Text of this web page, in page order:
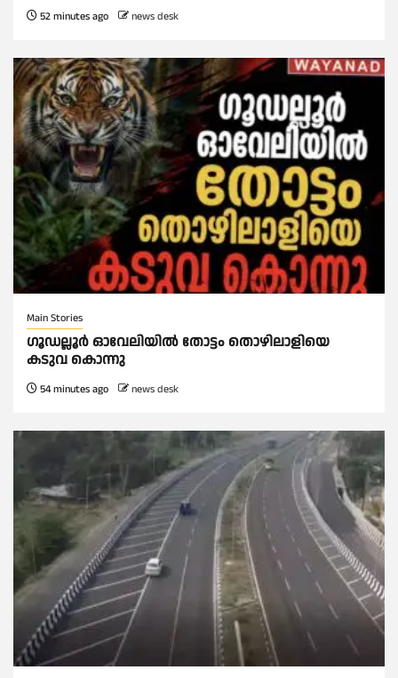
52 minutes ago news desk
Main Stories
ഗൂഡല്ലൂർ ഓവേലിയിൽ തോട്ടം തൊഴിലാളിയെ
കടുവ കൊന്നു
54 minutes ago news desk